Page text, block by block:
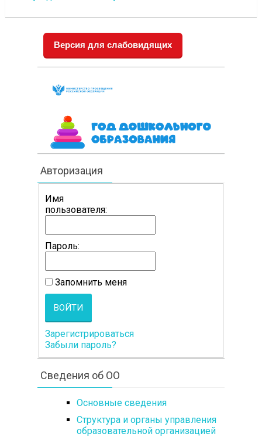
Версия для слабовидящих
Авторизация
Имя
пользователя:
Пароль:
Запомнить меня
ВОЙТИ
Зарегистрироваться
Забыли пароль?
Сведения об ОО
Основные сведения
Структура и органы управления
образовательной организацией